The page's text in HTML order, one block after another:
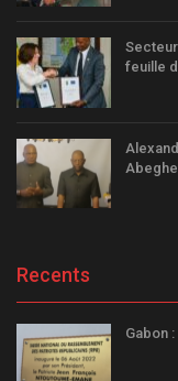
feuille
Abeghe
Recents
Gabon